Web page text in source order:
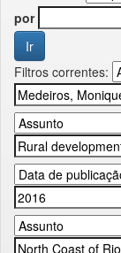
por
Filtros correntes: